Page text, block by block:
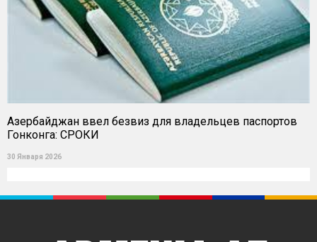
Азербайджан ввел безвиз для владельцев паспортов
Гонконга: СРОКИ
30 Января 2026